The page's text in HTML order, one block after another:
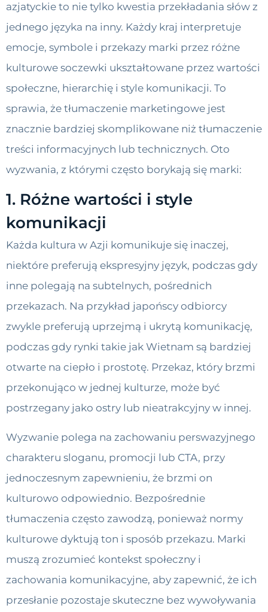
azjatyckie to nie tylko kwestia przekładania słów z
jednego języka na inny. Każdy kraj interpretuje
emocje, symbole i przekazy marki przez różne
kulturowe soczewki ukształtowane przez wartości
społeczne, hierarchię i style komunikacji. To
sprawia, że tłumaczenie marketingowe jest
znacznie bardziej skomplikowane niż tłumaczenie
treści informacyjnych lub technicznych. Oto
wyzwania, z którymi często borykają się marki:
1. Różne wartości i style
komunikacji
Każda kultura w Azji komunikuje się inaczej,
niektóre preferują ekspresyjny język, podczas gdy
inne polegają na subtelnych, pośrednich
przekazach. Na przykład japońscy odbiorcy
zwykle preferują uprzejmą i ukrytą komunikację,
podczas gdy rynki takie jak Wietnam są bardziej
otwarte na ciepło i prostotę. Przekaz, który brzmi
przekonująco w jednej kulturze, może być
postrzegany jako ostry lub nieatrakcyjny w innej.
Wyzwanie polega na zachowaniu perswazyjnego
charakteru sloganu, promocji lub CTA, przy
jednoczesnym zapewnieniu, że brzmi on
kulturowo odpowiednio. Bezpośrednie
tłumaczenia często zawodzą, ponieważ normy
kulturowe dyktują ton i sposób przekazu. Marki
muszą zrozumieć kontekst społeczny i
zachowania komunikacyjne, aby zapewnić, że ich
przesłanie pozostaje skuteczne bez wywoływania